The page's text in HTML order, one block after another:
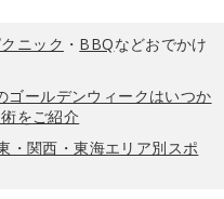
ニック ・ BBQなどおでかけ
ゴールデンウィークはいつか
をご紹介
・関西・東海エリア別スポ